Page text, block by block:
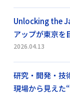
Unlocking the
アップが東京を
2026.04.13
研究・開発・技
現場から見えた